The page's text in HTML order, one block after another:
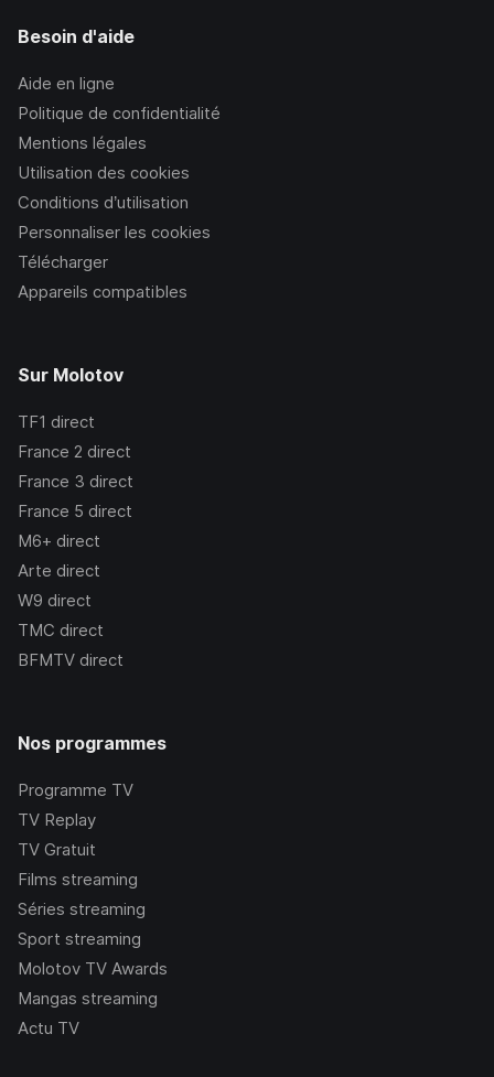
Besoin d'aide
Aide en ligne
Politique de confidentialité
Mentions légales
Utilisation des cookies
Conditions d’utilisation
Personnaliser les cookies
Télécharger
Appareils compatibles
Sur Molotov
TF1 direct
France 2 direct
France 3 direct
France 5 direct
M6+ direct
Arte direct
W9 direct
TMC direct
BFMTV direct
Nos programmes
Programme TV
TV Replay
TV Gratuit
Films streaming
Séries streaming
Sport streaming
Molotov TV Awards
Mangas streaming
Actu TV